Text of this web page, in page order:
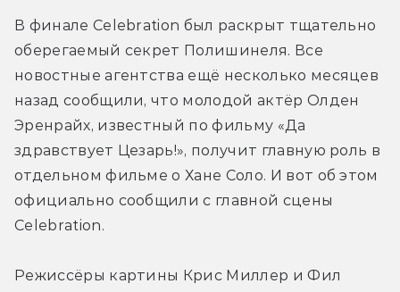
В финале Celebration был раскрыт тщательно
оберегаемый секрет Полишинеля. Все
новостные агентства ещё несколько месяцев
назад сообщили, что молодой актёр Олден
Эренрайх, известный по фильму «Да
здравствует Цезарь!», получит главную роль в
отдельном фильме о Хане Соло. И вот об этом
официально сообщили с главной сцены
Celebration.
Режиссёры картины Крис Миллер и Фил